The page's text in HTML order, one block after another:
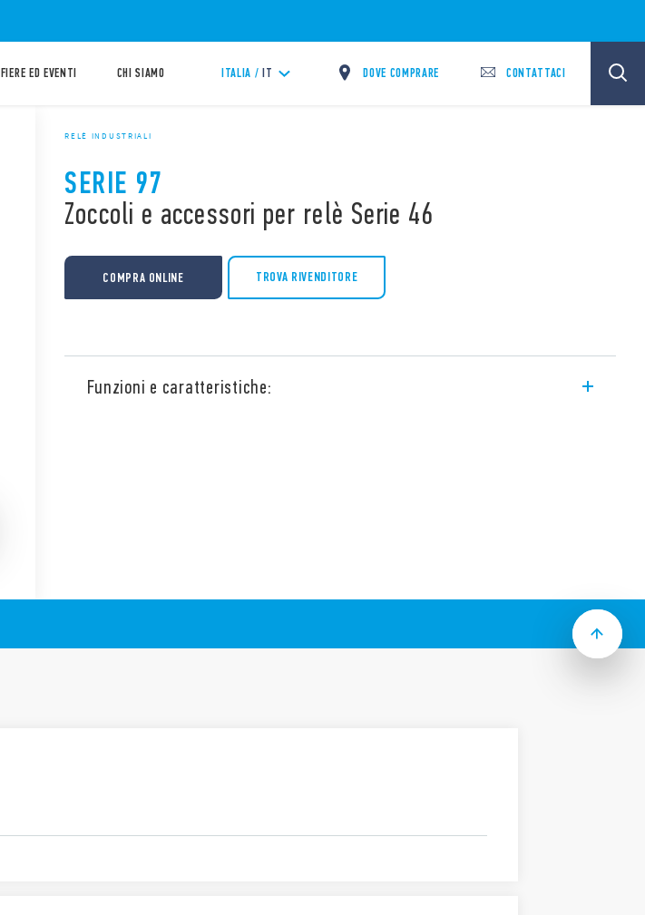
FIERE ED EVENTI CHI SIAMO ITALIA / IT DOVE COMPRARE CONTATTACI
RELÈ INDUSTRIALI
SERIE 97
Zoccoli e accessori per relè Serie 46
COMPRA ONLINE TROVA RIVENDITORE
Funzioni e caratteristiche: